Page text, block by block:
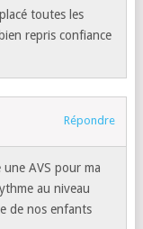
toutes les
repris confiance
Répondre
AVS pour ma
au niveau
de nos enfants